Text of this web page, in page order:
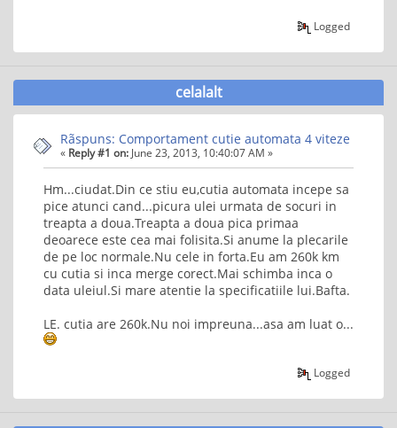
Logged
celalalt
Rãspuns: Comportament cutie automata 4 viteze
« Reply #1 on: June 23, 2013, 10:40:07 AM »
Hm...ciudat.Din ce stiu eu,cutia automata incepe sa
pice atunci cand...picura ulei urmata de socuri in
treapta a doua.Treapta a doua pica primaa
deoarece este cea mai folisita.Si anume la plecarile
de pe loc normale.Nu cele in forta.Eu am 260k km
cu cutia si inca merge corect.Mai schimba inca o
data uleiul.Si mare atentie la specificatiile lui.Bafta.
LE. cutia are 260k.Nu noi impreuna...asa am luat o...
Logged